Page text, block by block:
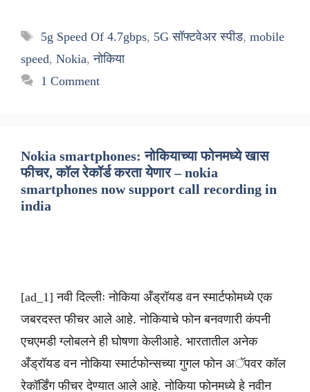
Tags
5g Speed Of 4.7gbps, 5G सॉफ्टवेअर स्पीड, mobile
speed, Nokia,नोकिया
1 Comment
Nokia smartphones: नोकियाच्या फोनमध्ये खास
फीचर, कॉल रेकॉर्ड करता येणार – nokia
smartphones now support call recording in
india
[ad_1] नवी दिल्लीः नोकिया अँड्रॉयड वन स्मार्टफोमध्ये एक
जबरदस्त फीचर आले आहे. नोकियाचे फोन बनवणारी कंपनी
एचएमडी ग्लोबलने ही घोषणा केलीआहे. भारतातील अनेक
अँड्रॉयड वन नोकिया स्मार्टफोन्सच्या गुगल फोन अॅपवर कॉल
रेकॉर्डिंग फीचर देण्यात आले आहे. नोकिया फोनमध्ये हे नवीन